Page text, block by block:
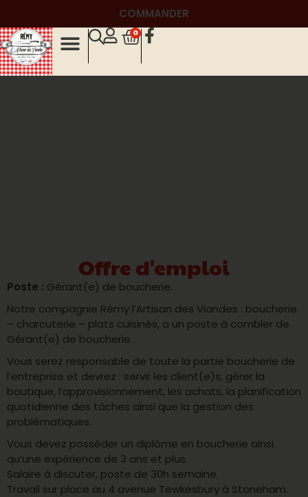
COMMANDER
0
Offre d'emploi
Poste : Gérant(e) de boucherie.
Notre compagnie Rémy l’Artisan des Viandes : boucherie
– charcuterie – plats cuisinés, a un poste à combler de
Gérant(e) de boucherie.
Vous serez responsable de toute la partie boucherie de
l’entreprise et devrez : servir les client(e)s, gérer la
boutique, l’approvisionnement, les achats, la planification
quotidienne des tâches ainsi que la gestion des
problématiques.
Vous devez posséder un diplôme en boucherie ainsi
qu’une expérience de 3 ans et plus.
Salaire à discuter, poste de 30h semaine.
Travail sur place au 4 avenue Tewkesbury à Stoneham.